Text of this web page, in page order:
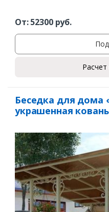
От:52300руб.
Беседка для дома
украшенная